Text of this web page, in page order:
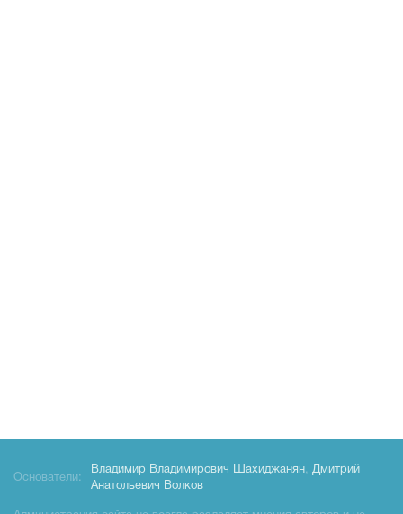
Основатели:
Владимир Владимирович Шахиджанян, Дмитрий
Анатольевич Волков